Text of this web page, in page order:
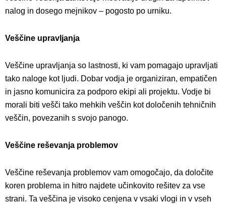
nalog in dosego mejnikov – pogosto po urniku.
Veščine upravljanja
Veščine upravljanja so lastnosti, ki vam pomagajo upravljati
tako naloge kot ljudi. Dobar vodja je organiziran, empatičen
in jasno komunicira za podporo ekipi ali projektu. Vodje bi
morali biti vešči tako mehkih veščin kot določenih tehničnih
veščin, povezanih s svojo panogo.
Veščine reševanja problemov
Veščine reševanja problemov vam omogočajo, da določite
koren problema in hitro najdete učinkovito rešitev za vse
strani. Ta veščina je visoko cenjena v vsaki vlogi in v vseh